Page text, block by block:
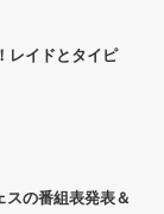
レイドとタイピ
スの番組表発表＆